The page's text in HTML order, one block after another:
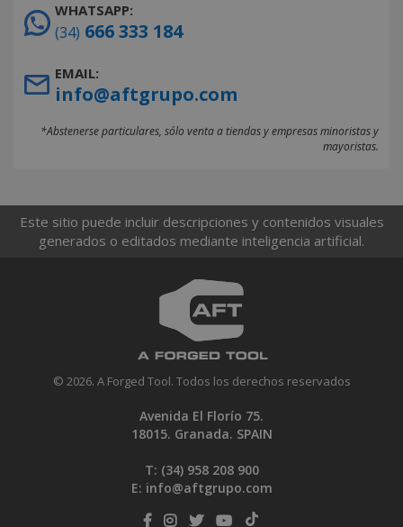
WHATSAPP:
(34) 666 333 184
EMAIL:
info@aftgrupo.com
*Abstenerse particulares, sólo venta a tiendas y empresas minoristas y
mayoristas.
Este sitio puede incluir descripciones y contenidos visuales
generados o editados mediante inteligencia artificial.
© 2026. A Forged Tool. Todos los derechos reservados
Avenida El Florío 75.
18015. Granada. SPAIN
T: (34) 958 208 900
E: info@aftgrupo.com